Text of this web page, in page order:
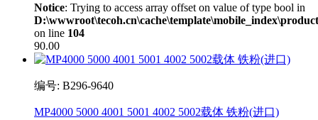
Notice: Trying to access array offset on value of type bool in
on line 104
90.00
编号: B296-9640
MP4000 5000 4001 5001 4002 5002载体 铁粉(进口)